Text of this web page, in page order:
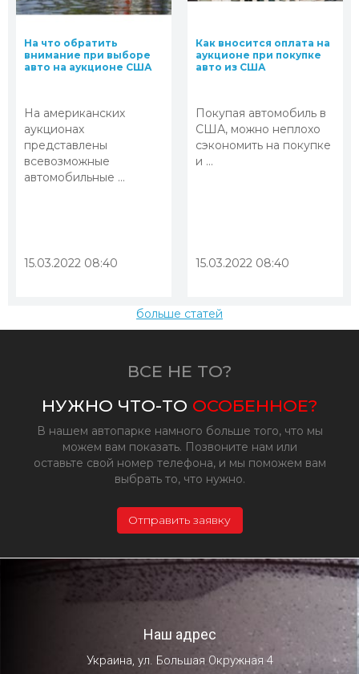
На что обратить
внимание при выборе
авто на аукционе США
На американских
аукционах
представлены
всевозможные
автомобильные ...
15.03.2022 08:40
Как вносится оплата на
аукционе при покупке
авто из США
Покупая автомобиль в
США, можно неплохо
сэкономить на покупке
и ...
15.03.2022 08:40
больше статей
ВСЕ НЕ ТО?
НУЖНО ЧТО-ТО ОСОБЕННОЕ?
В нашем автопарке намного больше того, что мы
можем вам показать. Позвоните нам или
оставьте свой номер телефона, и мы поможем вам
выбрать то, что нужно.
Отправить заявку
Наш адрес
Украина, ул. Большая Окружная 4